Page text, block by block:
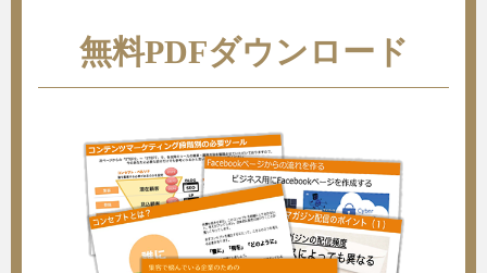
無料PDFダウンロード